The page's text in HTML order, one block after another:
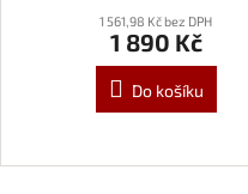
1 561,98 Kč bez DPH
1 890 Kč
Do košíku